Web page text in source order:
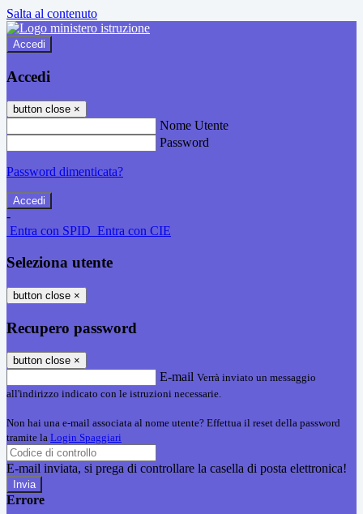
Salta al contenuto
Accedi
Accedi
button close ×
Nome Utente
Password
Password dimenticata?
-
Entra con SPID Entra con CIE
Seleziona utente
button close ×
Recupero password
button close ×
E-mail Verrà inviato un messaggio
all'indirizzo indicato con le istruzioni necessarie.
Non hai una e-mail associata al nome utente? Effettua il reset della password
tramite la Login Spaggiari
E-mail inviata, si prega di controllare la casella di posta elettronica!
Errore